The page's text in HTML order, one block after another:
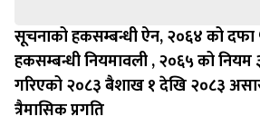
सूचनाको हकसम्बन्धी ऐन, २०६४ को
हकसम्बन्धी नियमावली , २०६५ को नियम
गरिएको २०८३ बैशाख १ देखि २०८३
त्रैमासिक प्रगति